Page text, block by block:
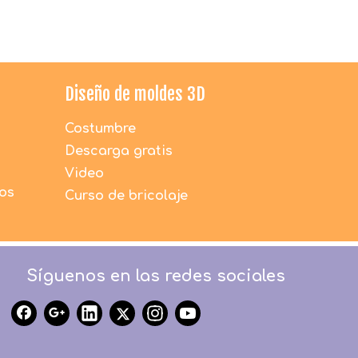
Diseño de moldes 3D
Costumbre
Descarga gratis
Video
Curso de bricolaje
Síguenos en las redes sociales